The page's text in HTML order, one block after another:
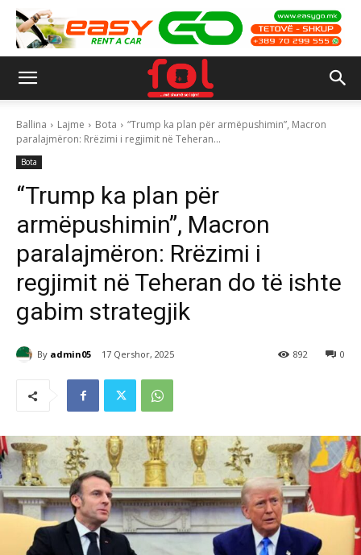
Ballina Lajme Bota
“Trump ka plan për armëpushimin”, Macron
paralajmëron: Rrëzimi i regjimit në Teheran...
Bota
“Trump ka plan për
armëpushimin”, Macron
paralajmëron: Rrëzimi i
regjimit në Teheran do të ishte
gabim strategjik
By admin05 17 Qershor, 2025 0
892